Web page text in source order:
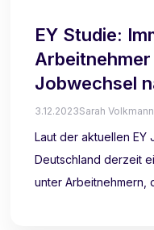
EY Studie:
Jobwechsel
3.12.2023Sarah Volkmann
Laut der aktuellen EY
Deutschland derzeit
unter Arbeitnehmern,